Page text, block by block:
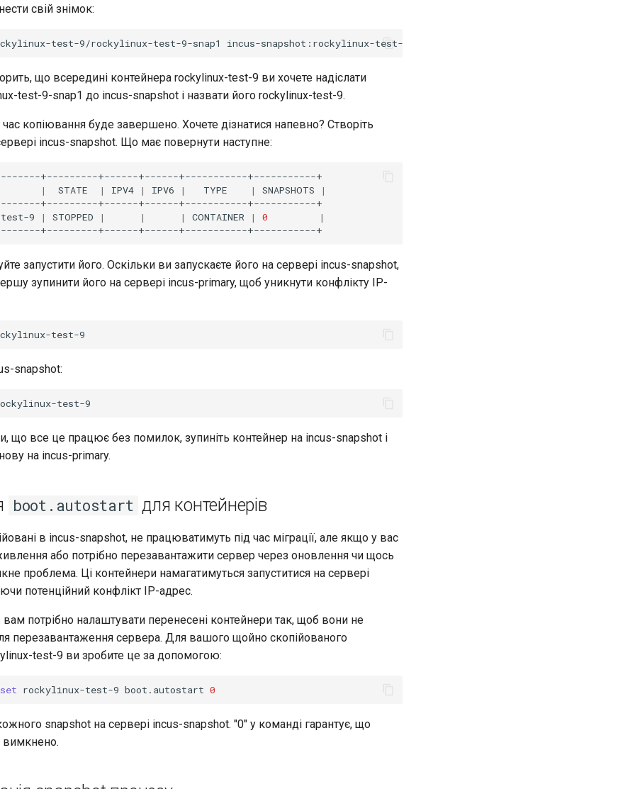
свій знімок:
test-9/rockylinux-test-9-snap1
що всередині контейнера rockylinux-test-9 ви хочете надіслати
test-9-snap1 до incus-snapshot і назвати його rockylinux-test-9.
копіювання буде завершено. Хочете дізнатися напевно? Створіть
incus-snapshot. Що має повернути наступне:
| STATE | IPV4 | IPV6 | TYPE | SNAPSHOTS
|
9 | STOPPED | | | CONTAINER | 0
|
запустити його. Оскільки ви запускаєте його на сервері incus-snapshot,
зупинити його на сервері incus-primary, щоб уникнути конфлікту IP-
snapshot:
що все це працює без помилок, зупиніть контейнер на incus-snapshot і
на incus-primary.
boot.autostart для контейнерів
в incus-snapshot, не працюватимуть під час міграції, але якщо у вас
або потрібно перезавантажити сервер через оновлення чи щось
проблема. Ці контейнери намагатимуться запуститися на сервері
потенційний конфлікт IP-адрес.
потрібно налаштувати перенесені контейнери так, щоб вони не
перезавантаження сервера. Для вашого щойно скопійованого
test-9 ви зробите це за допомогою:
set rockylinux-test-9 boot.autostart 0
snapshot на сервері incus-snapshot. "0" у команді гарантує, що
вимкнено.